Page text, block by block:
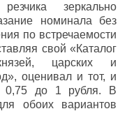
зеркально
номинала без
по встречаемости
свой «Каталог
царских и
оценивал и тот, и
0,75 до 1 рубля. В
обоих вариантов